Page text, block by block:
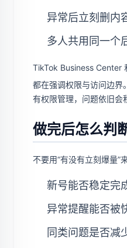
异常后立刻删内
多人共用同一个
TikTok Business Center
都在强调权限与访问边界。
有权限管理，问题依旧会
做完后怎么判
不要用“有没有立刻爆量”
新号能否稳定完
异常提醒能否被
同类问题是否减